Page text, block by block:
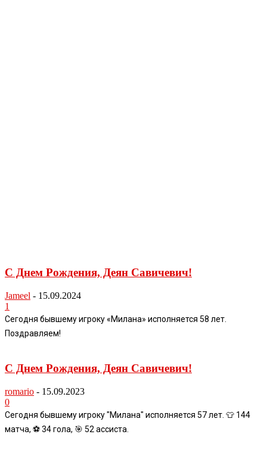
С Днем Рождения, Деян Савичевич!
Jameel - 15.09.2024
1
Сегодня бывшему игроку «Милана» исполняется 58 лет.
Поздравляем!
С Днем Рождения, Деян Савичевич!
romario - 15.09.2023
0
Сегодня бывшему игроку "Милана" исполняется 57 лет. 👕 144
матча, ⚽️ 34 гола, 🎯 52 ассиста.